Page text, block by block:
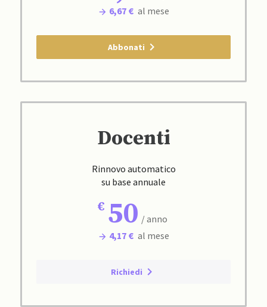
6,67 € al mese
Abbonati
Docenti
Rinnovo automatico
su base annuale
50 / anno
4,17 € al mese
Richiedi